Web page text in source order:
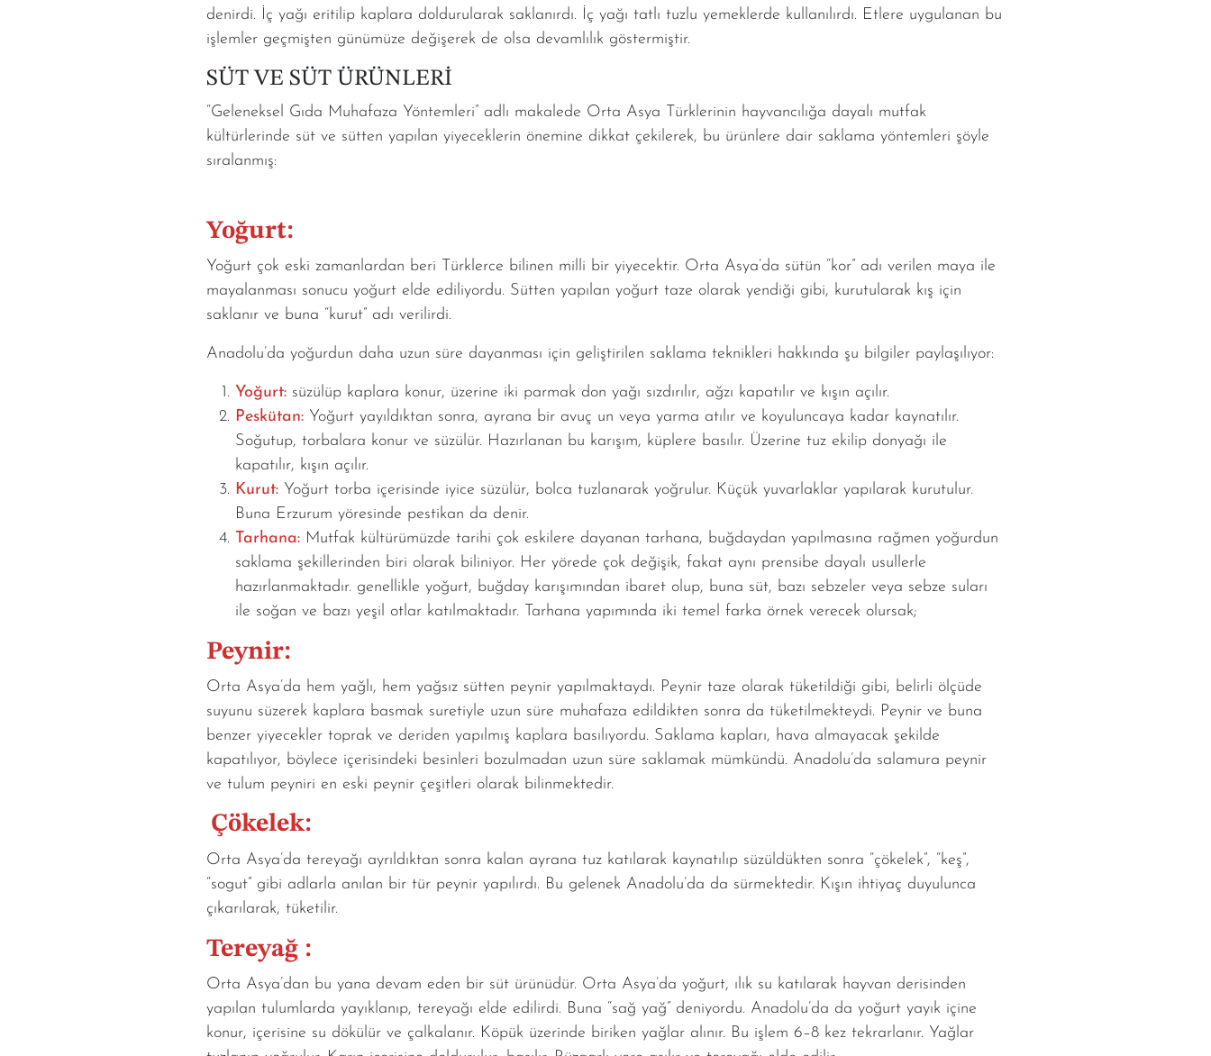
denirdi. İç yağı eritilip kaplara doldurularak saklanırdı. İç yağı tatlı tuzlu yemeklerde kullanılırdı. Etlere uygulanan bu
işlemler geçmişten günümüze değişerek de olsa devamlılık göstermiştir.
SÜT VE SÜT ÜRÜNLERİ
“Geleneksel Gıda Muhafaza Yöntemleri” adlı makalede Orta Asya Türklerinin hayvancılığa dayalı mutfak
kültürlerinde süt ve sütten yapılan yiyeceklerin önemine dikkat çekilerek, bu ürünlere dair saklama yöntemleri şöyle
sıralanmış:
Yoğurt:
Yoğurt çok eski zamanlardan beri Türklerce bilinen milli bir yiyecektir. Orta Asya’da sütün “kor” adı verilen maya ile
mayalanması sonucu yoğurt elde ediliyordu. Sütten yapılan yoğurt taze olarak yendiği gibi, kurutularak kış için
saklanır ve buna “kurut” adı verilirdi.
Anadolu’da yoğurdun daha uzun süre dayanması için geliştirilen saklama teknikleri hakkında şu bilgiler paylaşılıyor:
Yoğurt: süzülüp kaplara konur, üzerine iki parmak don yağı sızdırılır, ağzı kapatılır ve kışın açılır.
Peskütan: Yoğurt yayıldıktan sonra, ayrana bir avuç un veya yarma atılır ve koyuluncaya kadar kaynatılır.
Soğutup, torbalara konur ve süzülür. Hazırlanan bu karışım, küplere basılır. Üzerine tuz ekilip donyağı ile
kapatılır, kışın açılır.
Kurut: Yoğurt torba içerisinde iyice süzülür, bolca tuzlanarak yoğrulur. Küçük yuvarlaklar yapılarak kurutulur.
Buna Erzurum yöresinde pestikan da denir.
Tarhana: Mutfak kültürümüzde tarihi çok eskilere dayanan tarhana, buğdaydan yapılmasına rağmen yoğurdun
saklama şekillerinden biri olarak biliniyor. Her yörede çok değişik, fakat aynı prensibe dayalı usullerle
hazırlanmaktadır. genellikle yoğurt, buğday karışımından ibaret olup, buna süt, bazı sebzeler veya sebze suları
ile soğan ve bazı yeşil otlar katılmaktadır. Tarhana yapımında iki temel farka örnek verecek olursak;
Peynir:
Orta Asya’da hem yağlı, hem yağsız sütten peynir yapılmaktaydı. Peynir taze olarak tüketildiği gibi, belirli ölçüde
suyunu süzerek kaplara basmak suretiyle uzun süre muhafaza edildikten sonra da tüketilmekteydi. Peynir ve buna
benzer yiyecekler toprak ve deriden yapılmış kaplara basılıyordu. Saklama kapları, hava almayacak şekilde
kapatılıyor, böylece içerisindeki besinleri bozulmadan uzun süre saklamak mümkündü. Anadolu’da salamura peynir
ve tulum peyniri en eski peynir çeşitleri olarak bilinmektedir.
Çökelek:
Orta Asya’da tereyağı ayrıldıktan sonra kalan ayrana tuz katılarak kaynatılıp süzüldükten sonra “çökelek”, “keş”,
“sogut” gibi adlarla anılan bir tür peynir yapılırdı. Bu gelenek Anadolu’da da sürmektedir. Kışın ihtiyaç duyulunca
çıkarılarak, tüketilir.
Tereyağ :
Orta Asya’dan bu yana devam eden bir süt ürünüdür. Orta Asya’da yoğurt, ılık su katılarak hayvan derisinden
yapılan tulumlarda yayıklanıp, tereyağı elde edilirdi. Buna “sağ yağ” deniyordu. Anadolu’da da yoğurt yayık içine
konur, içerisine su dökülür ve çalkalanır. Köpük üzerinde biriken yağlar alınır. Bu işlem 6–8 kez tekrarlanır. Yağlar